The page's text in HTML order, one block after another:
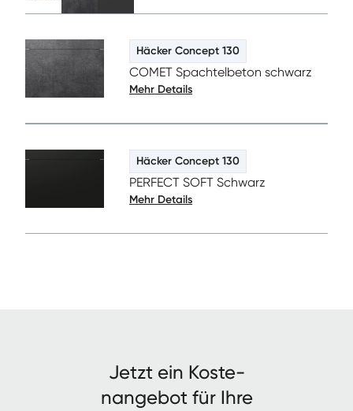
Häcker Concept 130
COMET Spachtelbeton schwarz
Mehr Details
Häcker Concept 130
PERFECT SOFT Schwarz
Mehr Details
Jet­zt ein Kos­te­
nange­bot für Ihre